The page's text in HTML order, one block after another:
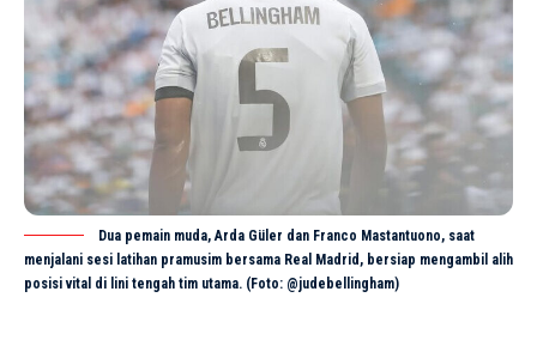
Dua pemain muda, Arda Güler dan Franco Mastantuono, saat
menjalani sesi latihan pramusim bersama Real Madrid, bersiap mengambil alih
posisi vital di lini tengah tim utama. (Foto: @judebellingham)